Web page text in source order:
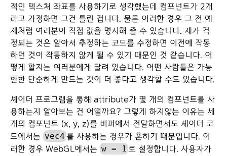
적인 텍스처 좌표를 사용하기로 생각했는데 컴포넌트가 2개
라고 가정하면 그건 틀린 겁니다. 물론 이러한 경우 그 전 예
제처럼 여러분이 직접 값을 명시해 줄 수 있습니다. 제가 걱
정되는 것은 알아서 추정하는 코드를 수정하면 이전에 작동
하던 것이 작동하지 않게 될 수 있기 때문인 것 같습니다. 어
떻게 할지는 여러분에게 달려 있습니다. 어떤 사람들은 가능
한한 단순하게 만드는 것이 더 좋다고 생각할 수도 있습니다.
셰이더 프로그램을 통해 attribute가 몇 개의 컴포넌트를 사
용하는지 알아보는 건 어떨까요? 그렇게 하지않는 이유는 세
개의 컴포넌트 (x, y, z)를 버퍼에서 전달하면서도 셰이더 코
드에서는 vec4 를 사용하는 경우가 흔하기 때문입니다. 이
러한 경우 WebGL에서는 w = 1 로 설정합니다. 사용자가